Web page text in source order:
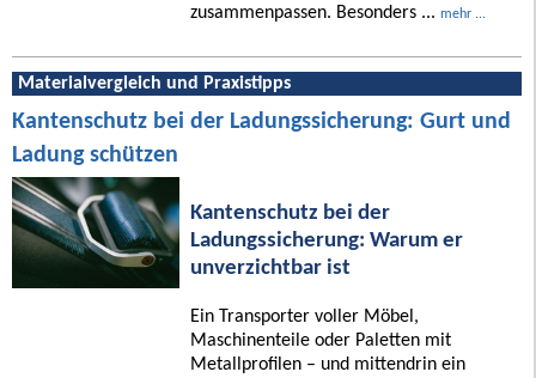
zusammenpassen. Besonders ... mehr ...
Materialvergleich und Praxistipps
Kantenschutz bei der Ladungssicherung: Gurt und
Ladung schützen
Kantenschutz bei der
Ladungssicherung: Warum er
unverzichtbar ist
Ein Transporter voller Möbel,
Maschinenteile oder Paletten mit
Metallprofilen – und mittendrin ein